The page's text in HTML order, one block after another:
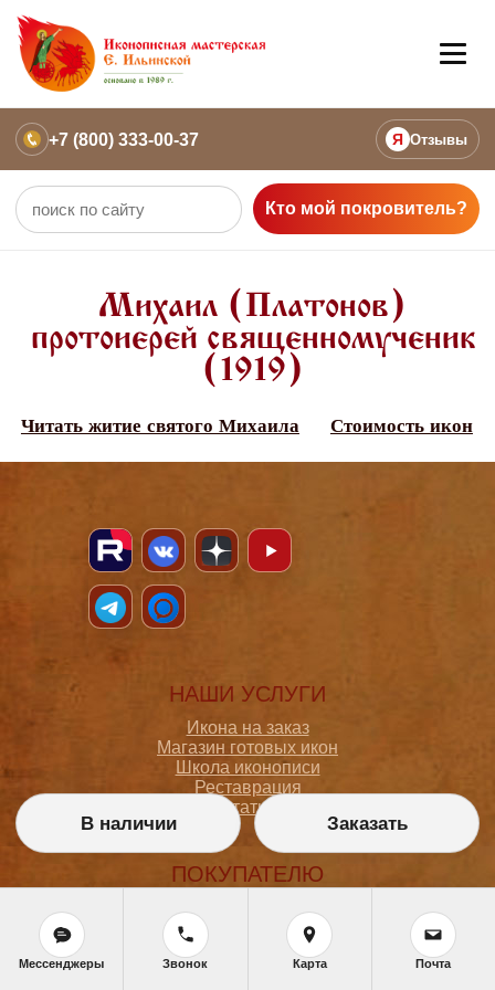
+7 (800) 333-00-37 Я Отзывы
Кто мой покровитель?
Михаил (Платонов)
протоиерей священномученик
(1919)
Читать житие святого Михаила Стоимость икон
НАШИ УСЛУГИ
Икона на заказ
Магазин готовых икон
Школа иконописи
Реставрация
Статьи
ПОКУПАТЕЛЮ
Как сделать заказ
Доставка и оплата
Политика конфиденциальности
В наличии Заказать
Мессенджеры Звонок Карта Почта